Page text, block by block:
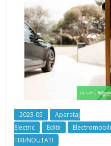
2023-05
Aparataj
Electric
Editii
TIRI/NOUTATI